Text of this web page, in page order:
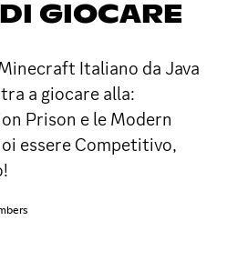
GIOCARE
Italiano da Java
a giocare alla:
Prison e le Modern
essere Competitivo,